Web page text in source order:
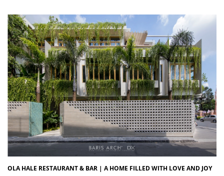
OLA HALE RESTAURANT & BAR | A HOME FILLED WITH LOVE AND JOY